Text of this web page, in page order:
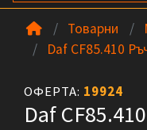
Товарни
Daf CF85.410
ОФЕРТА: 19924
Daf